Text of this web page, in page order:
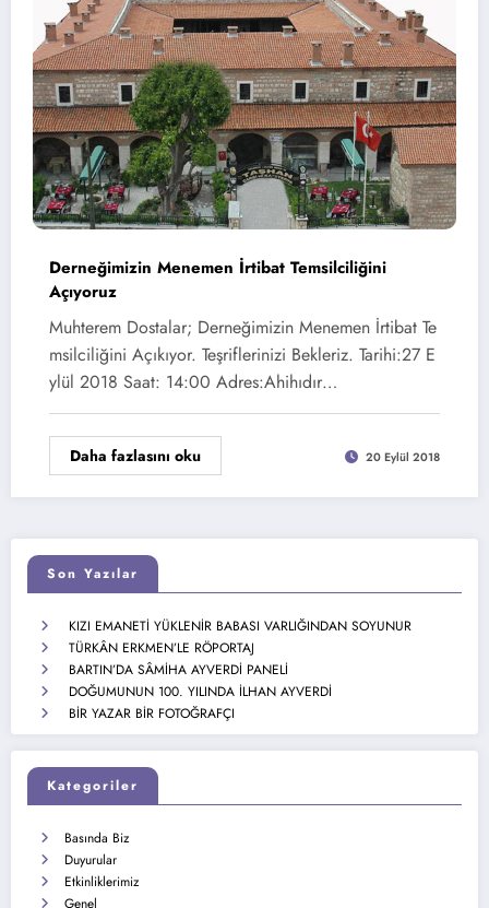
Derneğimizin Menemen İrtibat Temsilciliğini
Açıyoruz
Muhterem Dostalar; Derneğimizin Menemen İrtibat Te
msilciliğini Açıkıyor. Teşriflerinizi Bekleriz. Tarihi:27 E
ylül 2018 Saat: 14:00 Adres:Ahihıdır…
Daha fazlasını oku 20 Eylül 2018
Son Yazılar
KIZI EMANETİ YÜKLENİR BABASI VARLIĞINDAN SOYUNUR
TÜRKÂN ERKMEN’LE RÖPORTAJ
BARTIN’DA SÂMİHA AYVERDİ PANELİ
DOĞUMUNUN 100. YILINDA İLHAN AYVERDİ
BİR YAZAR BİR FOTOĞRAFÇI
Kategoriler
Basında Biz
Duyurular
Etkinliklerimiz
Genel